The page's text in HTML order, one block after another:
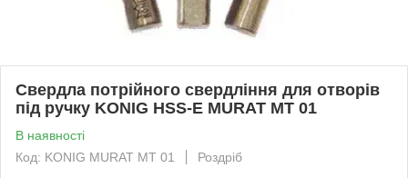
Свердла потрійного свердління для отворів
під ручку KONIG HSS-E MURAT MT 01
В наявності
Код: KONIG MURAT MT 01
Роздріб